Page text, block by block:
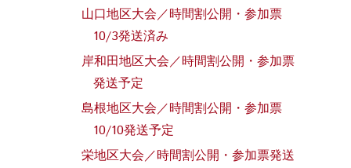
山口地区大会／時間割公開・参加票
10/3発送済み
岸和田地区大会／時間割公開・参加票
発送予定
島根地区大会／時間割公開・参加票
10/10発送予定
栄地区大会／時間割公開・参加票発送